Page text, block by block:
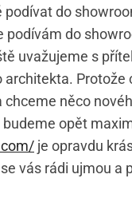
podívat do
podívám do
uvažujeme s
architekta.
chceme něco
opět
je opravdu
vás rádi ujmou a